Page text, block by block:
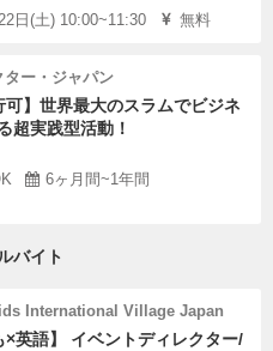
日(土) 10:00~11:30 無料
ター・ジャパン
可】世界最大のスラムでビジネ
超実践型活動！
6ヶ月間~1年間
バイト
International Village Japan
×英語】 イベントディレクター/